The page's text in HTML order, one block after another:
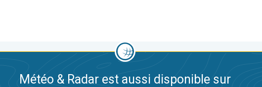
Météo & Radar est aussi disponible sur